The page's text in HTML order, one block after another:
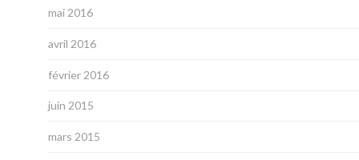
mai 2016
avril 2016
février 2016
juin 2015
mars 2015